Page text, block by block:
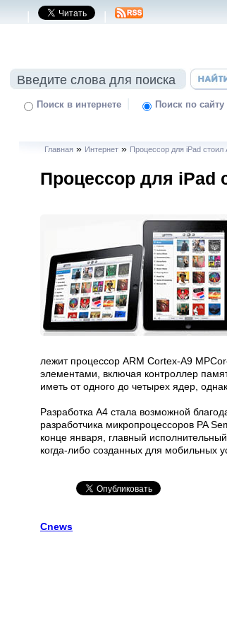
| |
Поиск в интернете | Поиск по сайту
Главная » Интернет» Процессор для iPad стоил
Процессор для iPad
лежит процессор ARM Cortex-A9
элементами, включая контроллер
иметь от одного до четырех ядер,
Разработка A4 стала возможной
разработчика микропроцессоров PA
конце января, главный
когда-либо созданных для мобильных
Cnews